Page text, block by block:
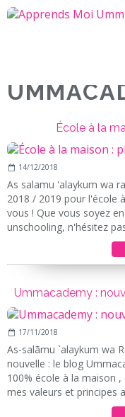
École à la
14/12/2018
As salamu 'alaykum wa
2018 / 2019 pour l'école
vous ! Que vous soyez
unschooling, n'hésitez
Ummacademy :
17/11/2018
As-salãmu `alaykum wa
nouvelle : le blog
100% école à la maison
mes valeurs et principes